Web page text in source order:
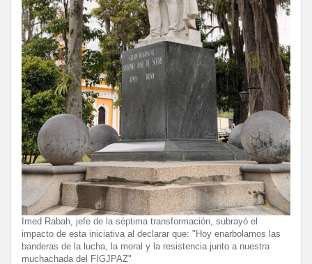
Imed Rabah, jefe de la séptima transformación, subrayó el
impacto de esta iniciativa al declarar que: "Hoy enarbolamos las
banderas de la lucha, la moral y la resistencia junto a nuestra
muchachada del FIGJPAZ"